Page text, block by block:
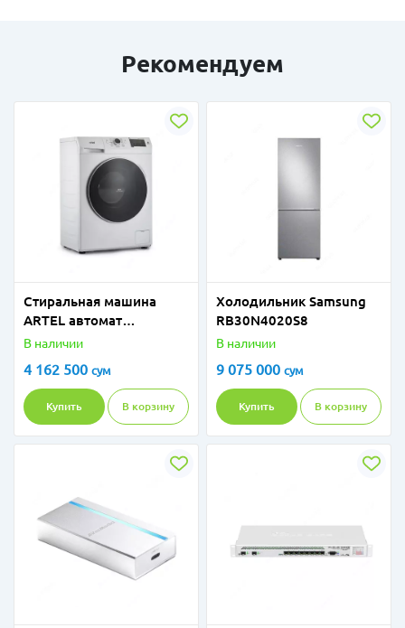
Рекомендуем
Стиральная машина
ARTEL автомат
WF60G020CW Белый
В наличии
4 162 500 сум
Купить В корзину
Холодильник Samsung
RB30N4020S8
В наличии
9 075 000 сум
Купить В корзину